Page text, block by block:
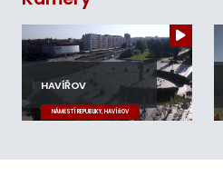
HAVÍŘOV
NÁMĚSTÍ REPUBLIKY, HAVÍŘOV